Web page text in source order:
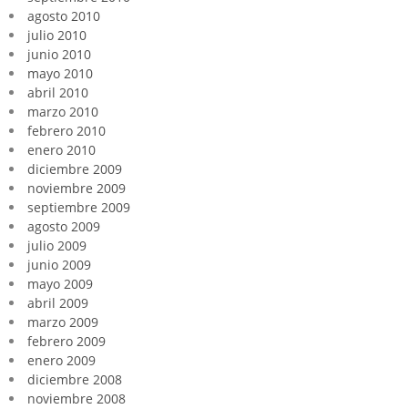
agosto 2010
julio 2010
junio 2010
mayo 2010
abril 2010
marzo 2010
febrero 2010
enero 2010
diciembre 2009
noviembre 2009
septiembre 2009
agosto 2009
julio 2009
junio 2009
mayo 2009
abril 2009
marzo 2009
febrero 2009
enero 2009
diciembre 2008
noviembre 2008